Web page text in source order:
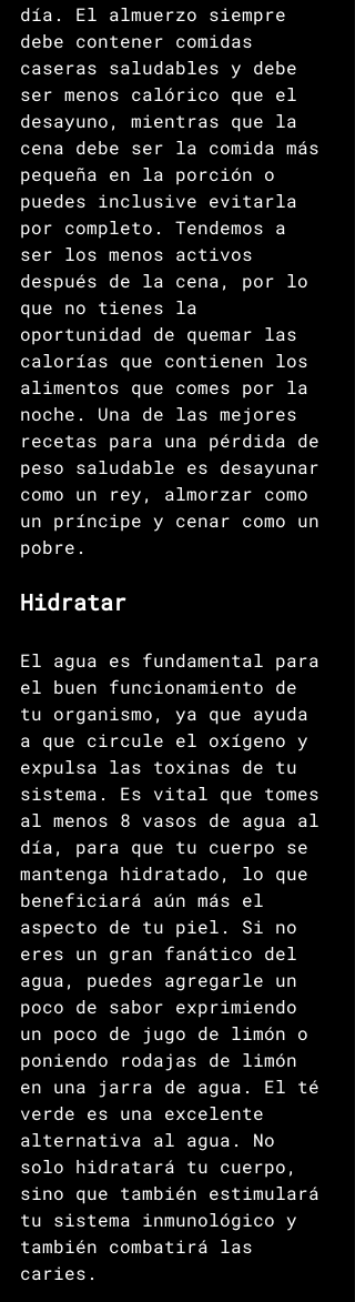
día. El almuerzo siempre
debe contener comidas
caseras saludables y debe
ser menos calórico que el
desayuno, mientras que la
cena debe ser la comida más
pequeña en la porción o
puedes inclusive evitarla
por completo. Tendemos a
ser los menos activos
después de la cena, por lo
que no tienes la
oportunidad de quemar las
calorías que contienen los
alimentos que comes por la
noche. Una de las mejores
recetas para una pérdida de
peso saludable es desayunar
como un rey, almorzar como
un príncipe y cenar como un
pobre.
Hidratar
El agua es fundamental para
el buen funcionamiento de
tu organismo, ya que ayuda
a que circule el oxígeno y
expulsa las toxinas de tu
sistema. Es vital que tomes
al menos 8 vasos de agua al
día, para que tu cuerpo se
mantenga hidratado, lo que
beneficiará aún más el
aspecto de tu piel. Si no
eres un gran fanático del
agua, puedes agregarle un
poco de sabor exprimiendo
un poco de jugo de limón o
poniendo rodajas de limón
en una jarra de agua. El té
verde es una excelente
alternativa al agua. No
solo hidratará tu cuerpo,
sino que también estimulará
tu sistema inmunológico y
también combatirá las
caries.